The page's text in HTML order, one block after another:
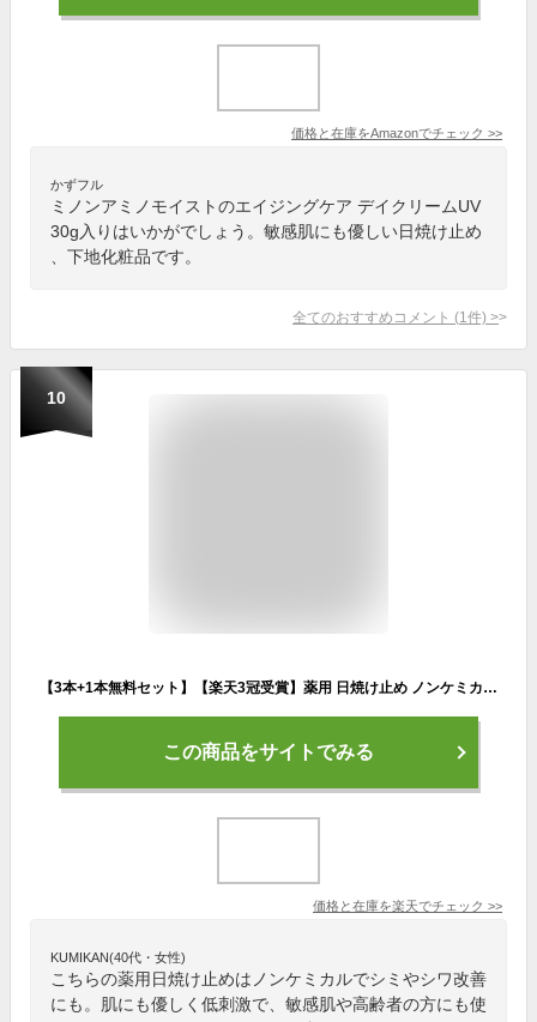
価格と在庫をAmazonでチェック >>
かずフル
ミノンアミノモイストのエイジングケア デイクリームUV
30g入りはいかがでしょう。敏感肌にも優しい日焼け止め
、下地化粧品です。
全てのおすすめコメント (1 件) >
10
【3本+1本無料セット】【楽天3冠受賞】薬用 日焼け止め ノンケミカル 60g SPF50+PA++++ ロングUVA テサランUV デイリープロテクト 敏感肌 低刺激 シミ・シワ改善 ナイアシンアミド 医薬部外品 トーンアップ UV 化粧下地【送料無料 30日間返金保証】
この商品をサイトでみる
価格と在庫を楽天でチェック >>
KUMIKAN(40代・女性)
こちらの薬用日焼け止めはノンケミカルでシミやシワ改善
にも。肌にも優しく低刺激で、敏感肌や高齢者の方にも使